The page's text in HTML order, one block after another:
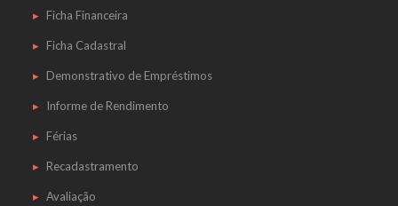
Ficha Financeira
Ficha Cadastral
Demonstrativo de Empréstimos
Informe de Rendimento
Férias
Recadastramento
Avaliação